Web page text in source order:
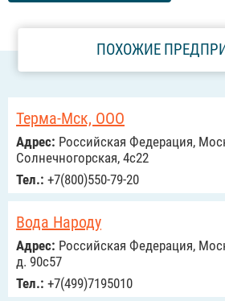
ПОХОЖИЕ
Терма-Мск, ООО
Адрес: Российcкая Федерация,
Солнечногорская, 4с22
Тел.: +7(800)550-79-20
Вода Народу
Адрес: Российcкая Федерация,
д. 90с57
Тел.: +7(499)7195010